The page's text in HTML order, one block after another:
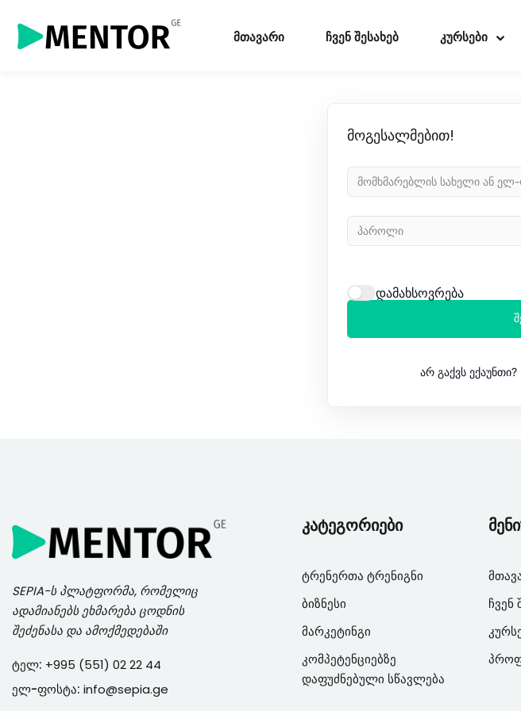
მთავარი ჩვენ შესახებ კურსები
მოგესალმებით!
დამახსოვრება
არ გაქვს ექაუნთი?
SEPIA-ს პლატფორმა, რომელიც
ადამიანებს ეხმარება ცოდნის
შეძენასა და ამოქმედებაში
ტელ: +995 (551) 02 22 44
ელ-ფოსტა: info@sepia.ge
კატეგორიები
ტრენერთა ტრენიგნი
ბიზნესი
მარკეტინგი
კომპეტენციებზე
დაფუძნებული სწავლება
ჩვენ